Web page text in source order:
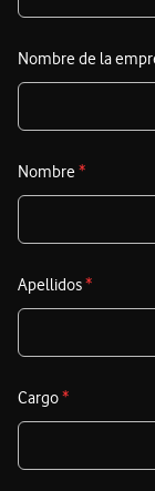
Nombre de la
Nombre *
Apellidos*
Cargo*